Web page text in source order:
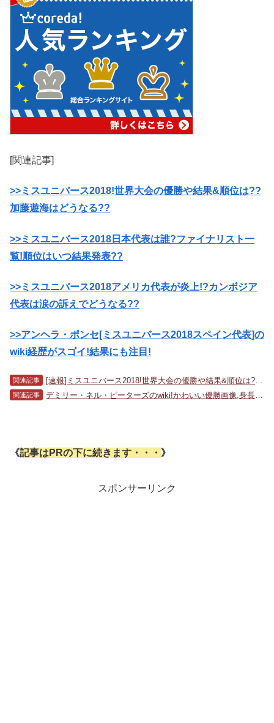
[関連記事]
>>ミスユニバース2018!世界大会の優勝や結果&順位は??
加藤遊海はどうなる??
>>ミスユニバース2018日本代表は誰?ファイナリスト一
覧!順位はいつ結果発表??
>>ミスユニバース2018アメリカ代表が炎上!?カンボジア
代表は涙の訴えでどうなる??
>>アンヘラ・ポンセ[ミスユニバース2018スペイン代表]の
wiki経歴がスゴイ!結果にも注目!
関連記事
関連記事
《記事はPRの下に続きます・・・ 》
スポンサーリンク